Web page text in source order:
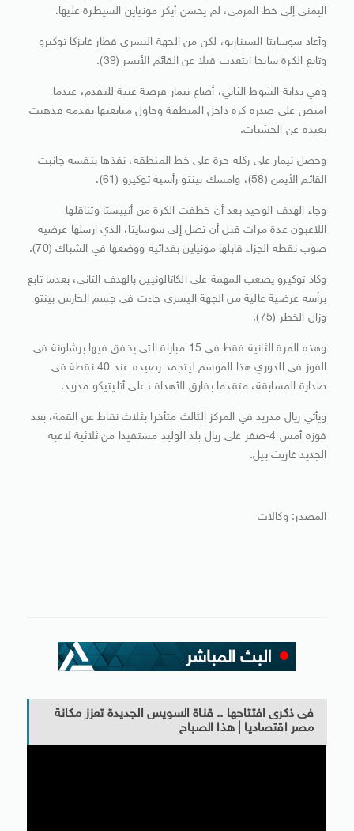
اليمنى إلى خط المرمى، لم يحسن أيكر مونياين السيطرة عليها.
وأعاد سوسايتا السيناريو، لكن من الجهة اليسرى فطار غايزكا توكيرو
وتابع الكرة سابحا ابتعدت قيلا عن القائم الأيسر (39).
وفي بداية الشوط الثاني، أضاع نيمار فرصة غنية للتقدم، عندما
امتص على صدره كرة داخل المنطقة وحاول متابعتها بقدمه فذهبت
بعيدة عن الخشبات.
وحصل نيمار على ركلة حرة على خط المنطقة، نفذها بنفسه جانبت
القائم الأيمن (58)، وامسك بينتو رأسية توكيرو (61).
وجاء الهدف الوحيد بعد أن خطفت الكرة من أنييستا وتناقلها
اللاعبون عدة مرات قبل أن تصل إلى سوسايتا، الذي ارسلها عرضية
صوب نقطة الجزاء قابلها مونياين بفدائية ووضعها في الشباك (70).
وكاد توكيرو يصعب المهمة على الكاتالونيين بالهدف الثاني، بعدما تابع
برأسه عرضية عالية من الجهة اليسرى جاءت في جسم الحارس بينتو
وزال الخطر (75).
وهذه المرة الثانية فقط في 15 مباراة التي يخفق فيها برشلونة في
الفوز في الدوري هذا الموسم ليتجمد رصيده عند 40 نقطة في
صدارة المسابقة، متقدما بفارق الأهداف على أتليتيكو مدريد.
ويأتي ريال مدريد في المركز الثالث متأخرا بثلاث نقاط عن القمة، بعد
فوزه أمس 4-صفر على ريال بلد الوليد مستفيدا من ثلاثية لاعبه
الجديد غاريث بيل.
المصدر: وكالات
فى ذكرى افتتاحها .. قناة السويس الجديدة تعزز مكانة
مصر اقتصاديا | هذا الصباح